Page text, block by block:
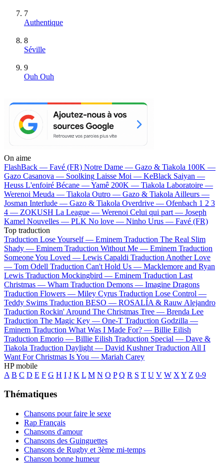
7
Authentique
8
Séville
9
Ouh Ouh
On aime
FlashBack — Favé (FR) Notre Dame — Gazo & Tiakola 100K —
Gazo Casanova — Soolking Laisse Moi — KeBlack Saiyan —
Heuss L'enfoiré Bécane —Yamê 200K — Tiakola Laboratoire —
Werenoi Meuda — Tiakola Outro — Gazo & Tiakola Ailleurs —
Josman Interlude — Gazo & Tiakola Overdrive — Ofenbach 1 2 3
4 — ZOKUSH La League — Werenoi Celui qui part — Joseph
Kamel Nouvelles — PLK No love — Ninho Urus — Favé (FR)
Top traduction
Traduction Lose Yourself — Eminem Traduction The Real Slim
Shady — Eminem Traduction Without Me — Eminem Traduction
Someone You Loved — Lewis Capaldi Traduction Another Love
— Tom Odell Traduction Can't Hold Us — Macklemore and Ryan
Lewis Traduction Mockingbird — Eminem Traduction Last
Christmas — Wham Traduction Demons — Imagine Dragons
Traduction Flowers — Miley Cyrus Traduction Lose Control —
Teddy Swims Traduction BESO — ROSALÍA & Rauw Alejandro
Traduction Rockin' Around The Christmas Tree — Brenda Lee
Traduction The Magic Key — One-T Traduction Godzilla —
Eminem Traduction What Was I Made For? — Billie Eilish
Traduction Emorio — Billie Eilish Traduction Special — Dave &
Tiakola Traduction Daylight — David Kushner Traduction All I
Want For Christmas Is You — Mariah Carey
HP mobile
A B C D E F G H I J K L M N O P Q R S T U V W X Y Z 0-9
Thématiques
Chansons pour faire le sexe
Rap Français
Chansons d'amour
Chansons des Guinguettes
Chansons de Rugby et 3ème mi-temps
Chanson bonne humeur